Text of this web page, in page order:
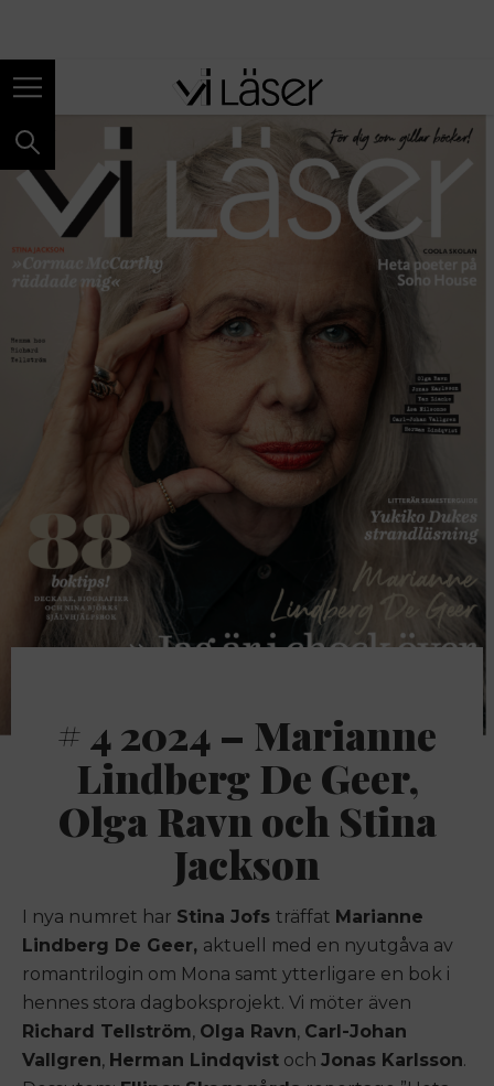
# 4 2024 – Marianne
Lindberg De Geer,
Olga Ravn och Stina
Jackson
I nya numret har Stina Jofs träffat Marianne
Lindberg De Geer, aktuell med en nyutgåva av
romantrilogin om Mona samt ytterligare en bok i
hennes stora dagboksprojekt. Vi möter även
Richard Tellström, Olga Ravn, Carl-Johan
Vallgren, Herman Lindqvist och Jonas Karlsson.